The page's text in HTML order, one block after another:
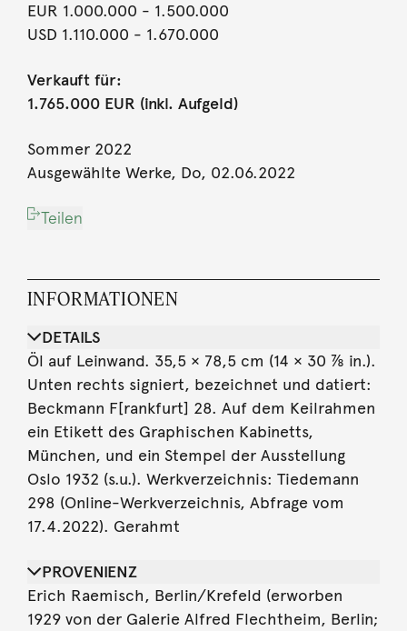
EUR 1.000.000 - 1.500.000
USD 1.110.000 - 1.670.000
Verkauft für:
1.765.000 EUR (inkl. Aufgeld)
Sommer 2022
Ausgewählte Werke, Do, 02.06.2022
Teilen
INFORMATIONEN
DETAILS
Öl auf Leinwand. 35,5 × 78,5 cm (14 × 30 ⅞ in.).
Unten rechts signiert, bezeichnet und datiert:
Beckmann F[rankfurt] 28. Auf dem Keilrahmen
ein Etikett des Graphischen Kabinetts,
München, und ein Stempel der Ausstellung
Oslo 1932 (s.u.). Werkverzeichnis: Tiedemann
298 (Online-Werkverzeichnis, Abfrage vom
17.4.2022). Gerahmt
PROVENIENZ
Erich Raemisch, Berlin/Krefeld (erworben
1929 von der Galerie Alfred Flechtheim, Berlin;